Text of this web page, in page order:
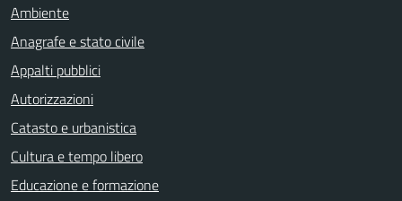
Ambiente
Anagrafe e stato civile
Appalti pubblici
Autorizzazioni
Catasto e urbanistica
Cultura e tempo libero
Educazione e formazione